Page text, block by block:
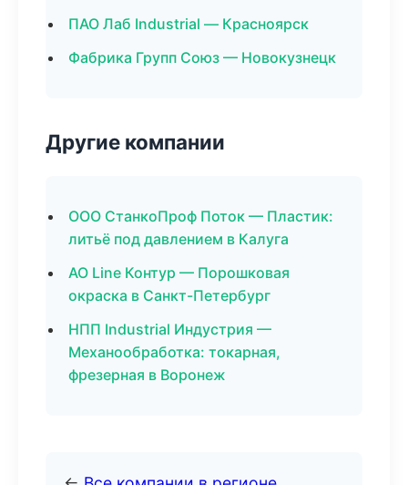
ПАО Лаб Industrial — Красноярск
Фабрика Групп Союз — Новокузнецк
Другие компании
ООО СтанкоПроф Поток — Пластик:
литьё под давлением в Калуга
АО Line Контур — Порошковая
окраска в Санкт-Петербург
НПП Industrial Индустрия —
Механообработка: токарная,
фрезерная в Воронеж